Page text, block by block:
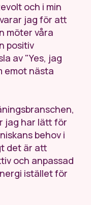
och i min
jag för att
möter våra
positiv
av "Yes, jag
emot nästa
jag har lätt för
behov i
det är att
och anpassad
istället för